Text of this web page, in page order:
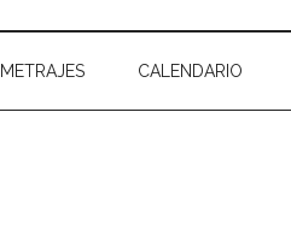
CALENDARIO